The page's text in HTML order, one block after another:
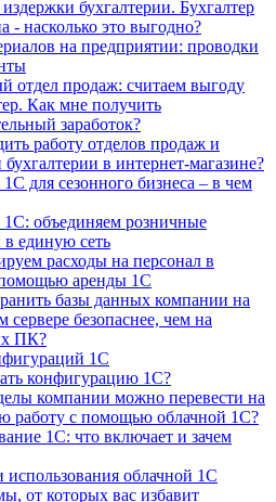
бухгалтерии. Бухгалтер
- насколько это выгодно?
на предприятии: проводки
отдел продаж: считаем выгоду
Как мне получить
заработок?
работу отделов продаж и
бухгалтерии в интернет-магазине?
для сезонного бизнеса – в чем
1С: объединяем розничные
в единую сеть
расходы на персонал в
аренды 1С
базы данных компании на
сервере безопаснее, чем на
ПК?
1С
конфигурацию 1С?
компании можно перевести на
работу с помощью облачной 1С?
1С: что включает и зачем
использования облачной 1С
от которых вас избавит